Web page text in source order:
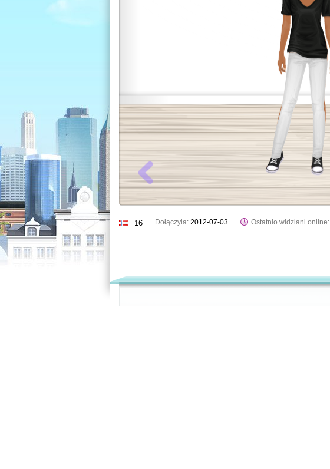
16 Dołączyła: 2012-07-03 Ostatnio widziani online: